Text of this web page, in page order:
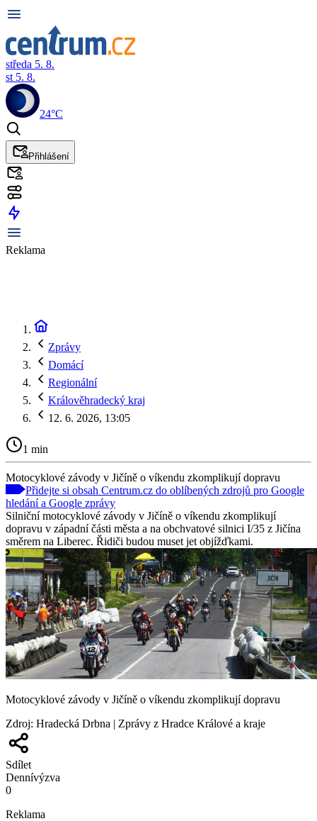
středa 5. 8.
st 5. 8.
24°C
Přihlášení
Reklama
Zprávy
Domácí
Regionální
Králověhradecký kraj
12. 6. 2026, 13:05
1 min
Motocyklové závody v Jičíně o víkendu zkomplikují dopravu
Přidejte si obsah Centrum.cz do oblíbených zdrojů pro Google
hledání a Google zprávy
Silniční motocyklové závody v Jičíně o víkendu zkomplikují
dopravu v západní části města a na obchvatové silnici I/35 z Jičína
směrem na Liberec. Řidiči budou muset jet objížďkami.
Motocyklové závody v Jičíně o víkendu zkomplikují dopravu
Zdroj: Hradecká Drbna | Zprávy z Hradce Králové a kraje
Sdílet
Dennívýzva
0
Reklama